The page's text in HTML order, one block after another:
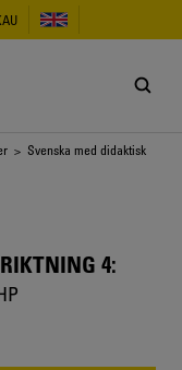
> Svenska med didaktisk
4: